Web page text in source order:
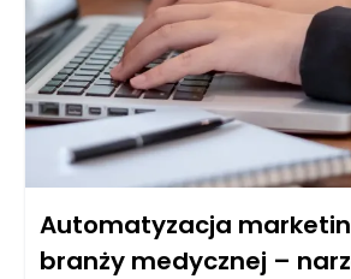
Automatyzacja
branży medycznej –